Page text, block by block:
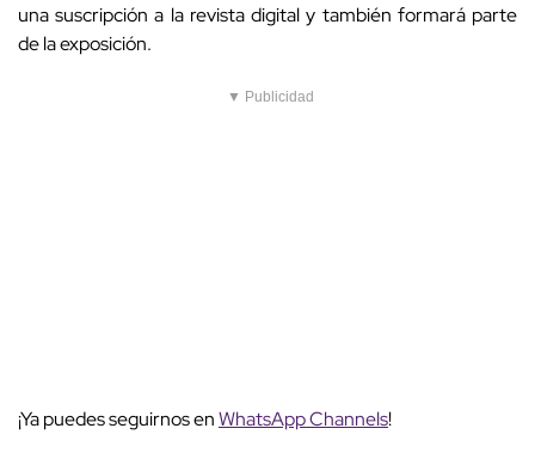
una suscripción a la revista digital y también formará parte
de la exposición.
▼ Publicidad
¡Ya puedes seguirnos enWhatsApp Channels!